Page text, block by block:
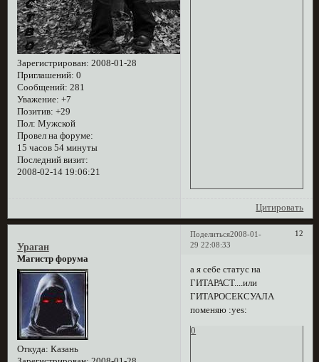
Зарегистрирован: 2008-01-28
Приглашений: 0
Сообщений: 281
Уважение: +7
Позитив: +29
Пол: Мужской
Провел на форуме:
15 часов 54 минуты
Последний визит:
2008-02-14 19:06:21
Цитировать
Поделиться 12
2008-01-
29 22:08:33
Ураган
Магистр форума
Откуда: Казань
а я себе статус на
ГИТАРАСТ....или
ГИТАРОСЕКСУАЛА
поменяю :yes:
0